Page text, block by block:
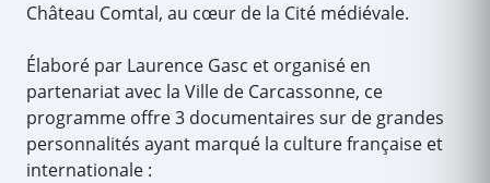
Château Comtal, au cœur de la Cité médiévale.
Élaboré par Laurence Gasc et organisé en
partenariat avec la Ville de Carcassonne, ce
programme offre 3 documentaires sur de grandes
personnalités ayant marqué la culture française et
internationale :